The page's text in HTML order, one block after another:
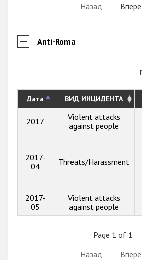
Назад
Anti-Roma
Дата ВИД ИНЦИДЕНТА
2017
Violent attacks
against people
2017-
04
Threats/Harassment
2017-
05
Violent attacks
against people
Page 1 of 1
Назад